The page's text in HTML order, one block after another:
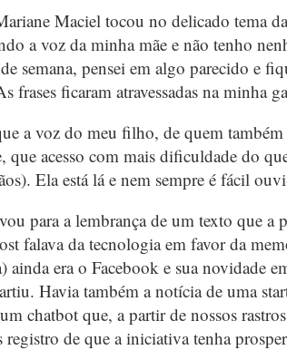
Maciel tocou no delicado tema
a voz da minha mãe e não tenho
semana, pensei em algo parecido e
frases ficaram atravessadas na minha
a voz do meu filho, de quem
que acesso com mais dificuldade do
Ela está lá e nem sempre é fácil
para a lembrança de um texto que a
falava da tecnologia em favor da
ainda era o Facebook e sua novidade
Havia também a notícia de uma
chatbot que, a partir de nossos
de que a iniciativa tenha